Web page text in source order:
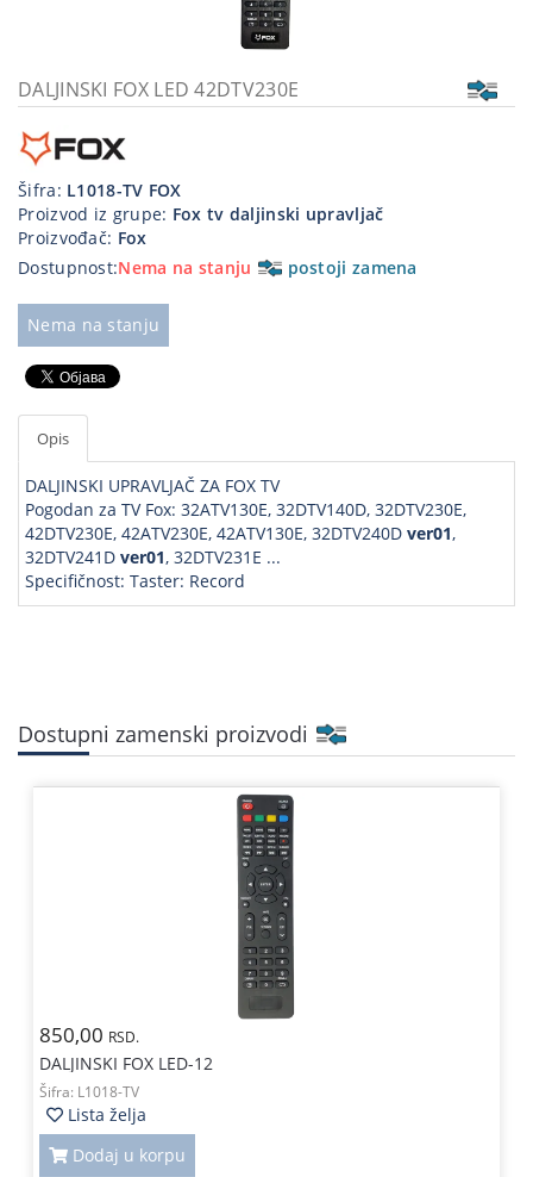
priključci
Kućna
tehnika
Poslovna
oprema,računari
Strujni
program
DALJINSKI FOX LED 42DTV230E
Šifra: L1018-TV FOX
Proizvod iz grupe: Fox tv daljinski upravljač
Proizvođač: Fox
Dostupnost:Nema na stanju postoji zamena
Nema na stanju
Opis
DALJINSKI UPRAVLJAČ ZA FOX TV
Pogodan za TV Fox: 32ATV130E, 32DTV140D, 32DTV230E,
42DTV230E, 42ATV230E, 42ATV130E, 32DTV240D ver01,
32DTV241D ver01, 32DTV231E ...
Specifičnost: Taster: Record
Dostupni zamenski proizvodi
850,00 RSD.
DALJINSKI FOX LED-12
Šifra: L1018-TV
Lista želja
Dodaj u korpu